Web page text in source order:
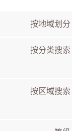
按地域划分
按分类搜索
按区域搜索